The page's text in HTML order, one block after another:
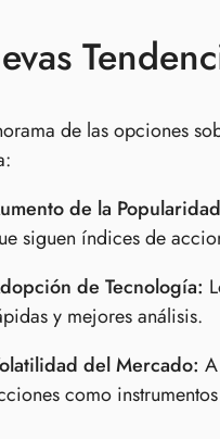
de las opciones
de la
siguen índices de
de Tecnología:
y mejores análisis.
del Mercado:
como